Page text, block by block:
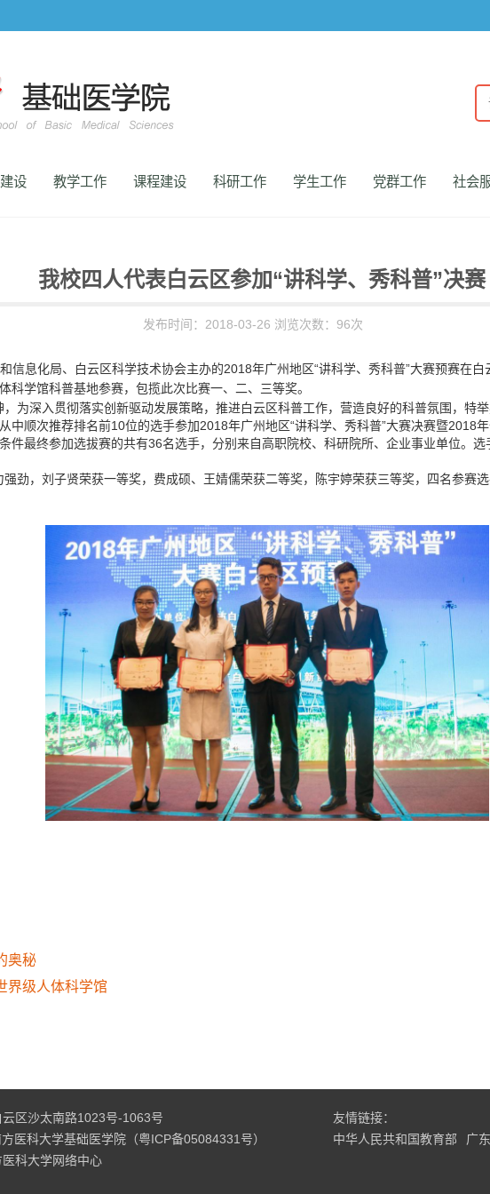
设 教学工作 课程建设 科研工作 学生工作 党群工作 社会
我校四人代表白云区参加“讲科学、秀科普”决赛
发布时间：2018-03-26 浏览次数： 96次
信息化局、白云区科学技术协会主办的2018年广州地区“讲科学、秀科普”大赛预赛在
学馆科普基地参赛，包揽此次比赛一、二、三等奖。
为深入贯彻落实创新驱动发展策略，推进白云区科普工作，营造良好的科普氛围，特
中顺次推荐排名前10位的选手参加2018年广州地区“讲科学、秀科普”大赛决赛暨2018
件最终参加选拔赛的共有36名选手，分别来自高职院校、科研院所、企业事业单位。
劲，刘子贤荣获一等奖，费成硕、王婧儒荣获二等奖，陈宇婷荣获三等奖，四名参赛
奥秘
界级人体科学馆
区沙太南路1023号-1063号
医科大学基础医学院（粤ICP备05084331号）
科大学网络中心
友情链接：
中华人民共和国教育部
广